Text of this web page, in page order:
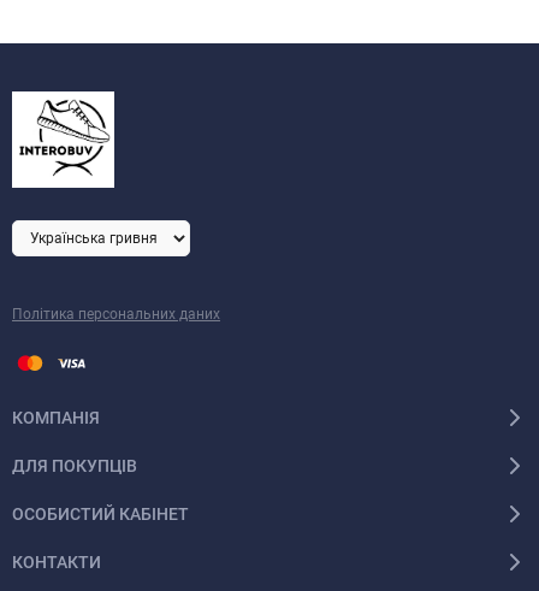
Політика персональних даних
КОМПАНІЯ
ДЛЯ ПОКУПЦІВ
ОСОБИСТИЙ КАБІНЕТ
КОНТАКТИ